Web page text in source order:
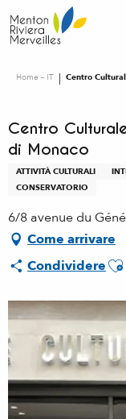
au
contenu
Home – IT Centro
Centro
di Monaco
ATTIVITÀ CULTURALI
CONSERVATORIO
6/8 avenue du
Come arrivare
Condividere